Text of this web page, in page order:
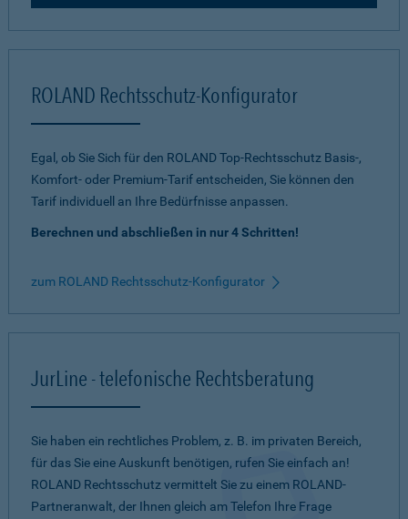
ROLAND Rechtsschutz-Konfigurator
Egal, ob Sie Sich für den ROLAND Top-Rechtsschutz Basis-,
Komfort- oder Premium-Tarif entscheiden, Sie können den
Tarif individuell an Ihre Bedürfnisse anpassen.
Berechnen und abschließen in nur 4 Schritten!
zum ROLAND Rechtsschutz-Konfigurator
JurLine - telefonische Rechtsberatung
Sie haben ein rechtliches Problem, z. B. im privaten Bereich,
für das Sie eine Auskunft benötigen, rufen Sie einfach an!
ROLAND Rechtsschutz vermittelt Sie zu einem ROLAND-
Partneranwalt, der Ihnen gleich am Telefon Ihre Frage